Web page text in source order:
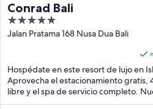
Conrad Bali
5
out
Jalan Pratama 168 Nusa Dua Bali
Hospédate en este resort de lujo en
Aprovecha el estacionamiento gratis,
libre y el spa de servicio completo.
...